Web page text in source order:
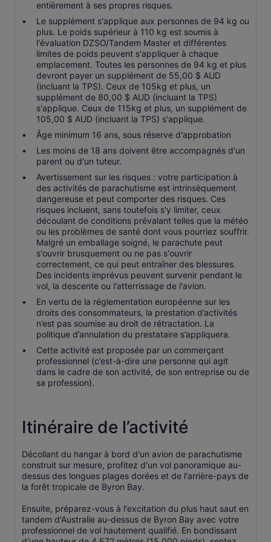
entièrement à ses propres risques.
Le supplément s'applique aux personnes de 94 kg ou
plus. Le poids supérieur à 110 kg est soumis à
l'évaluation DZSO/Tandem Master et différentes
limites de poids peuvent s'appliquer à chaque
emplacement. Toutes les personnes de 94 kg et plus
devront payer un supplément de 55,00 $ AUD
(incluant la TPS). Ceux de 105kg et plus, un
supplément de 80,00 $ AUD (incluant la TPS)
s'applique. Ceux de 115kg et plus, un supplément de
105,00 $ AUD (incluant la TPS) s'applique.
Âge minimum 16 ans, sous réserve d'approbation
Les moins de 18 ans doivent être accompagnés d'un
parent ou d'un tuteur.
Avertissement sur les risques : votre participation à
des activités de parachutisme est intrinsèquement
dangereuse et peut comporter des risques. Ces
risques incluent, sans toutefois s'y limiter, ceux
découlant de conditions prévalant telles que la météo
ou les problèmes de santé dont vous pourriez souffrir.
Malgré un emballage soigné, le parachute peut
s'ouvrir brusquement ou ne pas s'ouvrir
correctement, ce qui peut entraîner des blessures.
Des incidents imprévus peuvent survenir pendant le
vol, la descente ou l'atterrissage de l'avion.
En vertu de la réglementation européenne sur les
droits des consommateurs, la prestation d’activités
n’est pas soumise au droit de rétractation. La
politique d’annulation du prestataire s’appliquera.
Cette activité est proposée par un commerçant
professionnel (c’est-à-dire une personne qui agit
dans le cadre de son activité, de son entreprise ou de
sa profession).
Itinéraire de l’activité
Décollant du hangar à bord d'un avion de parachutisme
construit sur mesure, profitez d'un vol panoramique au-
dessus des longues plages dorées et de l'arrière-pays de
la forêt tropicale de Byron Bay.
Ensuite, préparez-vous à l'excitation du plus haut saut en
tandem d'Australie au-dessus de Byron Bay avec votre
professionnel de vol hautement qualifié. En bondissant